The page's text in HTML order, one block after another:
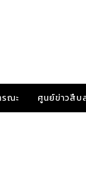
รณะ ศูนย์ข่าวสืบ